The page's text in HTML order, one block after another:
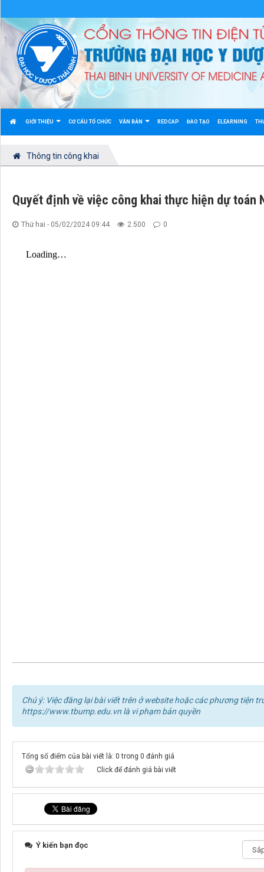
GIỚI THIỆU CƠ CẤU TỔ CHỨC VĂN BẢN REDCAP ĐÀO TẠO ELEARNING
Thông tin công khai
Quyết định về việc công khai thực hiện dự toán
Thứ hai - 05/02/2024 09:44 2.500 0
Chú ý: Việc đăng lại bài viết trên ở website hoặc các phương tiện
https://www.tbump.edu.vn là vi phạm bản quyền
Tổng số điểm của bài viết là: 0 trong 0 đánh giá
Click để đánh giá bài viết
Ý kiến bạn đọc